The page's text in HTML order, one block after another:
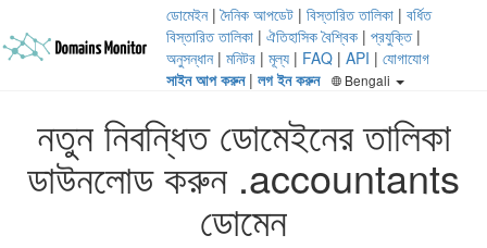
ডোমেইন|দৈনিক আপডেট | বিস্তারিত তালিকা | বর্ধিত
বিস্তারিত তালিকা | ঐতিহাসিক বৈশ্বিক | প্রযুক্তি|
অনুসন্ধান| মনিটর | মূল্য | FAQ | API | যোগাযোগ
সাইন আপ করুন| লগ ইন করুন Bengali
নতুন নিবন্ধিত ডোমেইনের তালিকা
ডাউনলোড করুন .accountants
ডোমেন